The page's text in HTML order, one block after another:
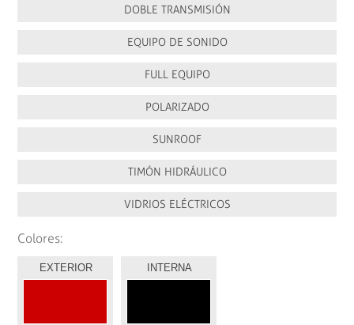
DOBLE TRANSMISIÓN
EQUIPO DE SONIDO
FULL EQUIPO
POLARIZADO
SUNROOF
TIMÓN HIDRÁULICO
VIDRIOS ELÉCTRICOS
Colores:
EXTERIOR INTERNA